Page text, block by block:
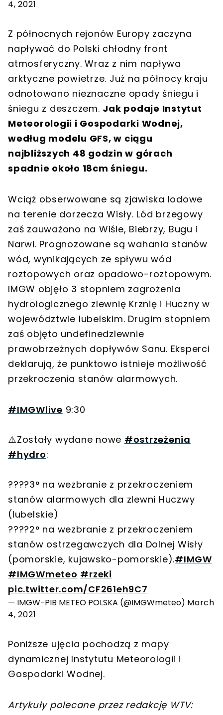
4, 2021
Z północnych rejonów Europy zaczyna
napływać do Polski chłodny front
atmosferyczny. Wraz z nim napływa
arktyczne powietrze. Już na północy kraju
odnotowano nieznaczne opady śniegu i
śniegu z deszczem. Jak podaje Instytut
Meteorologii i Gospodarki Wodnej,
według modelu GFS, w ciągu
najbliższych 48 godzin w górach
spadnie około 18cm śniegu.
Wciąż obserwowane są zjawiska lodowe
na terenie dorzecza Wisły. Lód brzegowy
zaś zauważono na Wiśle, Biebrzy, Bugu i
Narwi. Prognozowane są wahania stanów
wód, wynikających ze spływu wód
roztopowych oraz opadowo-roztopowym.
IMGW objęło 3 stopniem zagrożenia
hydrologicznego zlewnię Krznię i Huczny w
województwie lubelskim. Drugim stopniem
zaś objęto undefinedzlewnie
prawobrzeżnych dopływów Sanu. Eksperci
deklarują, że punktowo istnieje możliwość
przekroczenia stanów alarmowych.
#IMGWlive 9:30
⚠️Zostały wydane nowe #ostrzeżenia
#hydro:
????3° na wezbranie z przekroczeniem
stanów alarmowych dla zlewni Huczwy
(lubelskie)
????2° na wezbranie z przekroczeniem
stanów ostrzegawczych dla Dolnej Wisły
(pomorskie, kujawsko-pomorskie).#IMGW
#IMGWmeteo #rzeki
pic.twitter.com/CF261eh9C7
— IMGW-PIB METEO POLSKA (@IMGWmeteo) March
4, 2021
Poniższe ujęcia pochodzą z mapy
dynamicznej Instytutu Meteorologii i
Gospodarki Wodnej.
Artykuły polecane przez redakcję WTV: